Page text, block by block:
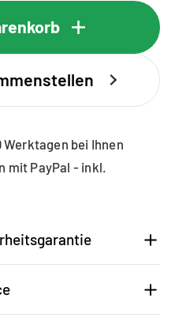
bei Ihnen
mit PayPal - inkl.